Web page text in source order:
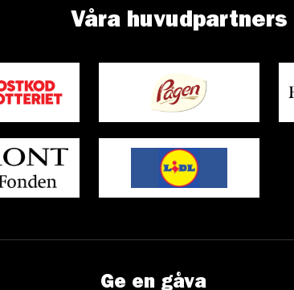
Våra huvudpartners
Ge en gåva